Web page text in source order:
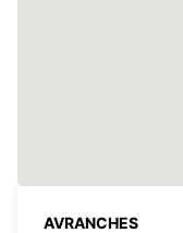
AVRANCHES